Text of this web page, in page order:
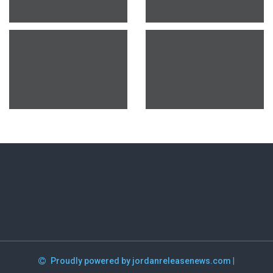
Proudly powered by jordanreleasenews.com